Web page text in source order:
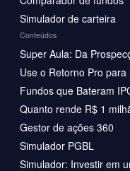
Simulador de carteira
Conteúdos
Super Aula: Da
Use o Retorno Pro
Fundos que Bateram
Quanto rende R$ 1
Gestor de ações 360
Simulador PGBL
Simulador: Investir em